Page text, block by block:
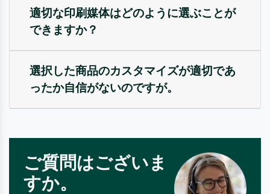
適切な印刷媒体はどのように選ぶことが
できますか？
選択した商品のカスタマイズが適切であ
ったか自信がないのですが。
ご質問はございま
すか。